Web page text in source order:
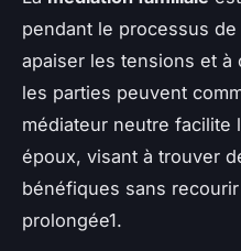
pendant le processus
apaiser les tensions et
les parties peuvent
médiateur neutre facilite
époux, visant à trouver
bénéfiques sans
prolongée1.